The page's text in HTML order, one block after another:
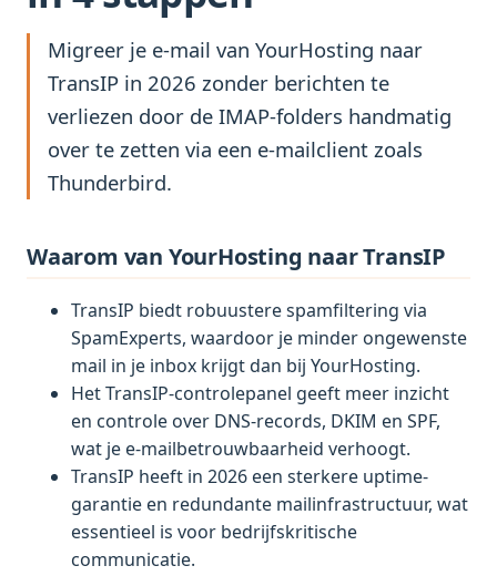
Migreer je e-mail van YourHosting naar
TransIP in 2026 zonder berichten te
verliezen door de IMAP-folders handmatig
over te zetten via een e-mailclient zoals
Thunderbird.
Waarom van YourHosting naar TransIP
TransIP biedt robuustere spamfiltering via
SpamExperts, waardoor je minder ongewenste
mail in je inbox krijgt dan bij YourHosting.
Het TransIP-controlepanel geeft meer inzicht
en controle over DNS-records, DKIM en SPF,
wat je e-mailbetrouwbaarheid verhoogt.
TransIP heeft in 2026 een sterkere uptime-
garantie en redundante mailinfrastructuur, wat
essentieel is voor bedrijfskritische
communicatie.